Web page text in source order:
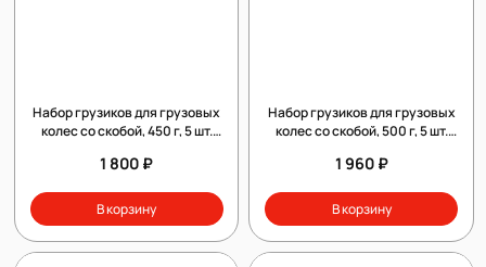
Набор грузиков для грузовых
колес со скобой, 450 г, 5 шт.
1 800 ₽
В корзину
Набор грузиков для грузовых
колес со скобой, 500 г, 5 шт.
1 960 ₽
В корзину